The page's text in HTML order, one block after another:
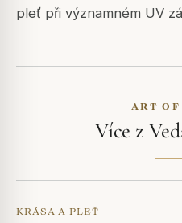
pleť při významném UV
ART
Více z
KRÁSA A PLEŤ